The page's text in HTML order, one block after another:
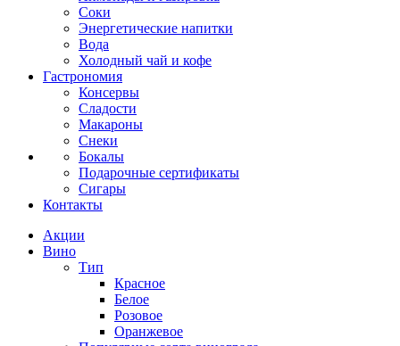
Соки
Энергетические напитки
Вода
Холодный чай и кофе
Гастрономия
Консервы
Сладости
Макароны
Снеки
Бокалы
Подарочные сертификаты
Сигары
Контакты
Акции
Вино
Тип
Красное
Белое
Розовое
Оранжевое